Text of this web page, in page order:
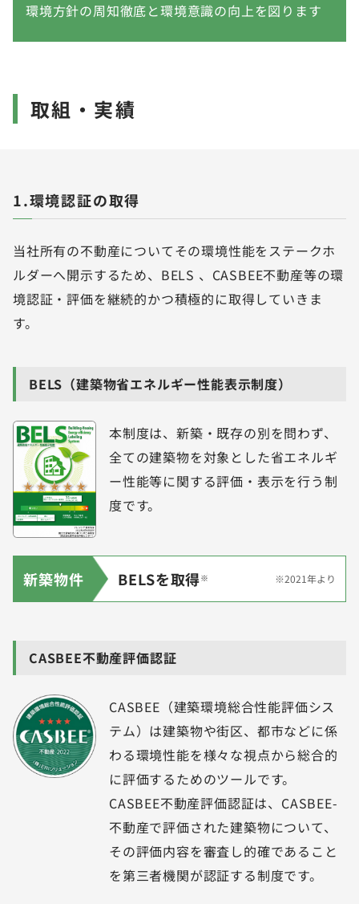
環境方針の周知徹底と環境意識の向上を図ります
取組・実績
1.環境認証の取得
当社所有の不動産についてその環境性能をステークホ
ルダーへ開示するため、BELS 、CASBEE不動産等の環
境認証・評価を継続的かつ積極的に取得していきま
す。
BELS（建築物省エネルギー性能表示制度）
本制度は、新築・既存の別を問わず、
全ての建築物を対象とした省エネルギ
ー性能等に関する評価・表示を行う制
度です。
新築物件 BELSを取得※ ※2021年より
CASBEE不動産評価認証
CASBEE（建築環境総合性能評価シス
テム）は建築物や街区、都市などに係
わる環境性能を様々な視点から総合的
に評価するためのツールです。
CASBEE不動産評価認証は、CASBEE-
不動産で評価された建築物について、
その評価内容を審査し的確であること
を第三者機関が認証する制度です。